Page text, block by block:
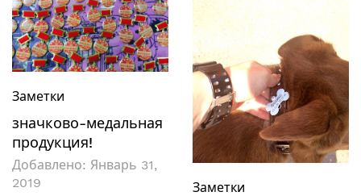
Заметки
значково-медальная
продукция!
Добавлено: Январь 31,
2019
Заметки